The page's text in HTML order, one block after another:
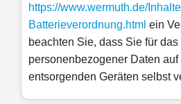
https://www.wermuth.de/
Batterieverordnung.html ein
beachten Sie, dass Sie für das
personenbezogener Daten auf
entsorgenden Geräten selbst